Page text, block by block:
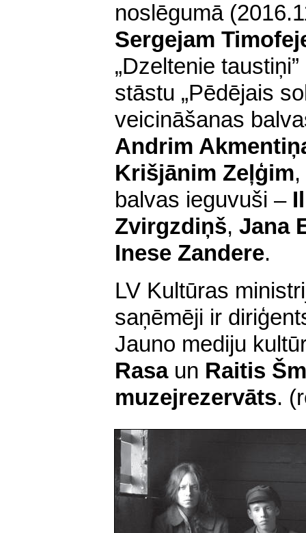
noslēgumā
Sergejam
„Dzeltenie
stāstu „Pēdējais
veicināšanas
Andrim
Krišjānim Zeļģim
balvas ieguvuši –
Zvirgzdiņš, Jana
Inese Zandere.
LV Kultūras
saņēmēji ir
Jauno mediju
Rasaun Raitis
muzejrezervāts.